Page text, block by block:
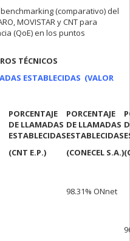
(comparativo) del
MOVISTAR y CNT para
(QoE) en los puntos
TÉCNICOS
ESTABLECIDAS (VALOR
PORCENTAJE
DE LLAMADAS
ESTABLECIDAS
(CNT E.P.)
PORCENTAJE
DE LLAMADAS
ESTABLECIDAS
(CONECEL S.A.)
98.31% ONnet